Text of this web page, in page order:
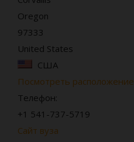
Oregon
97333
United States
США
Посмотреть расположение
Телефон:
+1 541-737-5719
Сайт вуза